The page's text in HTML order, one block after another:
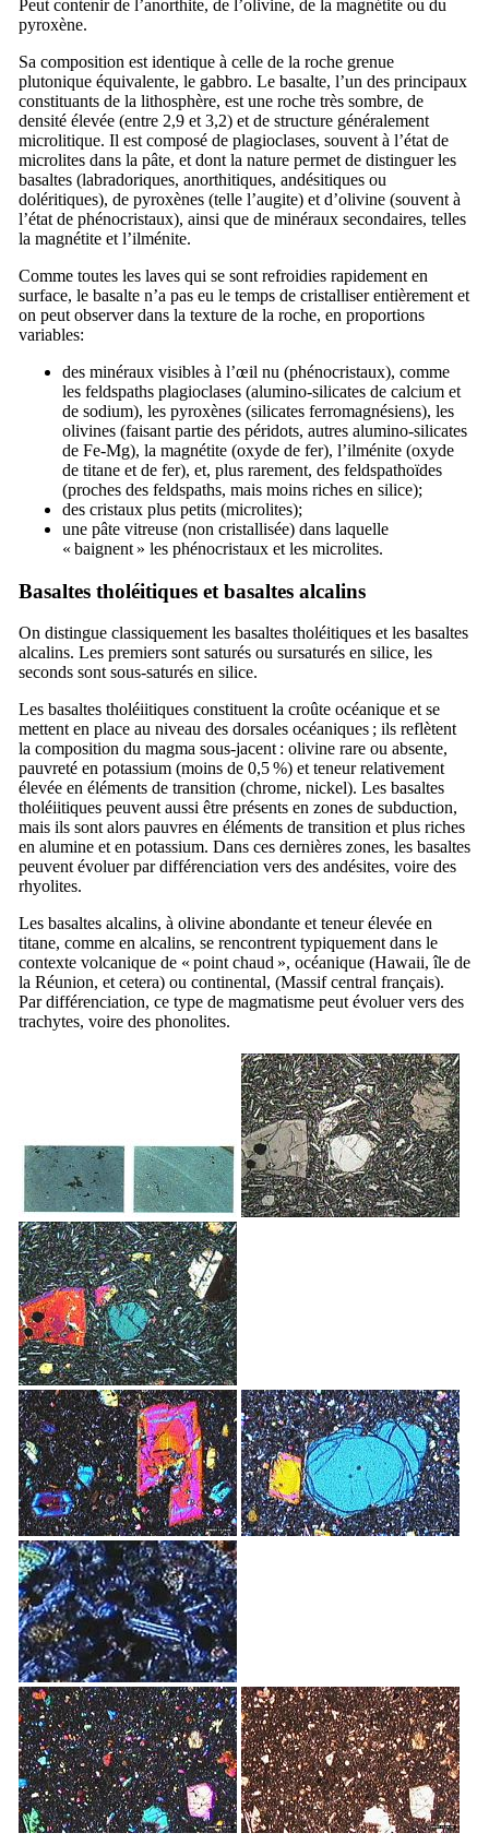
Peut contenir de l’anorthite, de l’olivine, de la magnétite ou du
pyroxène.
Sa composition est identique à celle de la roche grenue
plutonique équivalente, le gabbro. Le basalte, l’un des principaux
constituants de la lithosphère, est une roche très sombre, de
densité élevée (entre 2,9 et 3,2) et de structure généralement
microlitique. Il est composé de plagioclases, souvent à l’état de
microlites dans la pâte, et dont la nature permet de distinguer les
basaltes (labradoriques, anorthitiques, andésitiques ou
doléritiques), de pyroxènes (telle l’augite) et d’olivine (souvent à
l’état de phénocristaux), ainsi que de minéraux secondaires, telles
la magnétite et l’ilménite.
Comme toutes les laves qui se sont refroidies rapidement en
surface, le basalte n’a pas eu le temps de cristalliser entièrement et
on peut observer dans la texture de la roche, en proportions
variables:
des minéraux visibles à l’œil nu (phénocristaux), comme
les feldspaths plagioclases (alumino-silicates de calcium et
de sodium), les pyroxènes (silicates ferromagnésiens), les
olivines (faisant partie des péridots, autres alumino-silicates
de Fe-Mg), la magnétite (oxyde de fer), l’ilménite (oxyde
de titane et de fer), et, plus rarement, des feldspathoïdes
(proches des feldspaths, mais moins riches en silice);
des cristaux plus petits (microlites);
une pâte vitreuse (non cristallisée) dans laquelle
« baignent » les phénocristaux et les microlites.
Basaltes tholéitiques et basaltes alcalins
On distingue classiquement les basaltes tholéitiques et les basaltes
alcalins. Les premiers sont saturés ou sursaturés en silice, les
seconds sont sous-saturés en silice.
Les basaltes tholéiitiques constituent la croûte océanique et se
mettent en place au niveau des dorsales océaniques ; ils reflètent
la composition du magma sous-jacent : olivine rare ou absente,
pauvreté en potassium (moins de 0,5 %) et teneur relativement
élevée en éléments de transition (chrome, nickel). Les basaltes
tholéiitiques peuvent aussi être présents en zones de subduction,
mais ils sont alors pauvres en éléments de transition et plus riches
en alumine et en potassium. Dans ces dernières zones, les basaltes
peuvent évoluer par différenciation vers des andésites, voire des
rhyolites.
Les basaltes alcalins, à olivine abondante et teneur élevée en
titane, comme en alcalins, se rencontrent typiquement dans le
contexte volcanique de « point chaud », océanique (Hawaii, île de
la Réunion, et cetera) ou continental, (Massif central français).
Par différenciation, ce type de magmatisme peut évoluer vers des
trachytes, voire des phonolites.